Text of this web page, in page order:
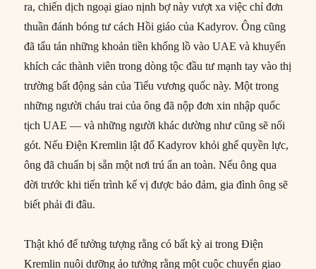
ra, chiến dịch ngoại giao nịnh bợ này vượt xa việc chỉ đơn
thuần đánh bóng tư cách Hồi giáo của Kadyrov. Ông cũng
đã tẩu tán những khoản tiền khổng lồ vào UAE và khuyến
khích các thành viên trong dòng tộc đầu tư mạnh tay vào thị
trường bất động sản của Tiểu vương quốc này. Một trong
những người cháu trai của ông đã nộp đơn xin nhập quốc
tịch UAE — và những người khác dường như cũng sẽ nối
gót. Nếu Điện Kremlin lật đổ Kadyrov khỏi ghế quyền lực,
ông đã chuẩn bị sẵn một nơi trú ẩn an toàn. Nếu ông qua
đời trước khi tiến trình kế vị được bảo đảm, gia đình ông sẽ
biết phải đi đâu.
Thật khó để tưởng tượng rằng có bất kỳ ai trong Điện
Kremlin nuôi dưỡng ảo tưởng rằng một cuộc chuyển giao